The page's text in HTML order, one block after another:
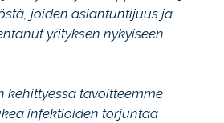
joiden asiantuntijuus ja
yrityksen nykyiseen
kehittyessä tavoitteemme
infektioiden torjuntaa